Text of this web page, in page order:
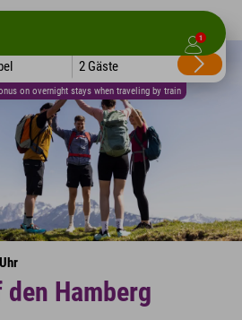
1
on overnight stays when traveling by train
2 Gäste
Hamberg